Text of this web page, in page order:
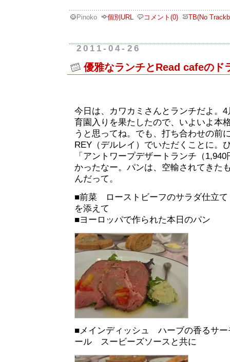
Pinoko 個別URL コメント(0) TB(No
2011-04-26
優雅なランチとRead cafeのド
今日は、カワカミさんとランチだよ。
育園入りを果たしたので、いよいよ本
うと思ってね。でも、打ち合わせの前
REY（デルレイ）でいただくことに。
「アントワープデザートランチ（
かったなー。パンは、空輸されてきた
んだって。
■前菜 ローストビーフのサラダ仕立
を添えて
■ヨーロッパで作られた本日のパン
■メインディッシュ ハーブの香るサー
ール スービーズソースと共に